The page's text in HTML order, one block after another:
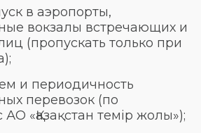
в аэропорты,
вокзалы встречающих и
(пропускать только при
и периодичность
перевозок (по
«Қазақстан темір жолы»);